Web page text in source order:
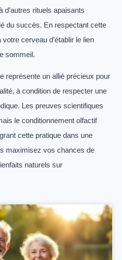
d’autres rituels apaisants
du succès. En respectant cette
cerveau d’établir le lien
sommeil.
représente un allié précieux pour
à condition de respecter une
Les preuves scientifiques
le conditionnement olfactif
cette pratique dans une
maximisez vos chances de
naturels sur